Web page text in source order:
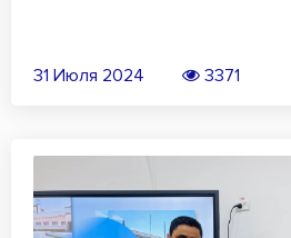
31 Июля 2024 3371